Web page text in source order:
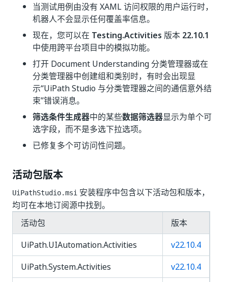
当测试用例由没有 XAML 访问权限的用户运行时，
机器人不会显示任何覆盖率信息。
现在，您可以在 Testing.Activities 版本 22.10.1
中使用跨平台项目中的模拟功能。
打开 Document Understanding 分类管理器或在
分类管理器中创建组和类别时，有时会出现显
示“UiPath Studio 与分类管理器之间的通信意外结
束”错误消息。
筛选条件生成器中的某些数据筛选器显示为单个可
选字段，而不是多选下拉选项。
已修复多个可访问性问题。
活动包版本
UiPathStudio.msi 安装程序中包含以下活动包和版本，
均可在本地订阅源中找到。
活动包
版本
UiPath.UIAutomation.Activities
v22.10.4
UiPath.System.Activities
v22.10.4